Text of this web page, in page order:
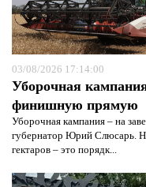
03/08/2026 17:14:00
Уборочная
финишную прямую
Уборочная кампания – на
губернатор Юрий Слюсарь.
гектаров – это порядк...